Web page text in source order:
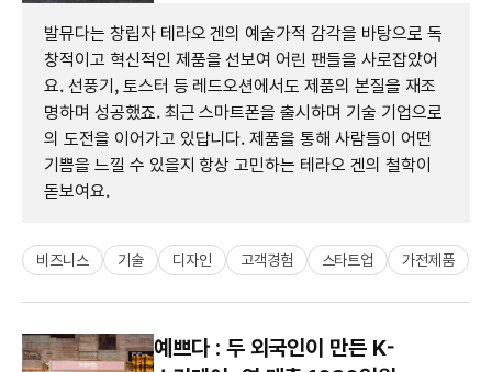
발뮤다는 창립자 테라오 겐의 예술가적 감각을 바탕으로 독
창적이고 혁신적인 제품을 선보여 어린 팬들을 사로잡았어
요. 선풍기, 토스터 등 레드오션에서도 제품의 본질을 재조
명하며 성공했죠. 최근 스마트폰을 출시하며 기술 기업으로
의 도전을 이어가고 있답니다. 제품을 통해 사람들이 어떤
기쁨을 느낄 수 있을지 항상 고민하는 테라오 겐의 철학이
돋보여요.
비즈니스 기술 디자인 고객경험 스타트업 가전제품
예쁘다 : 두 외국인이 만든 K-